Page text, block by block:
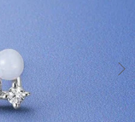
Canal４℃
すべてのジュエリー